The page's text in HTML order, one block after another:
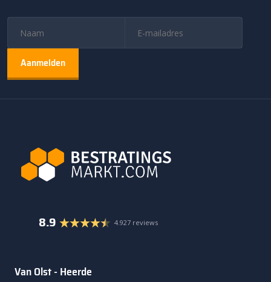
8.9 4.927 reviews
Van Olst - Heerde